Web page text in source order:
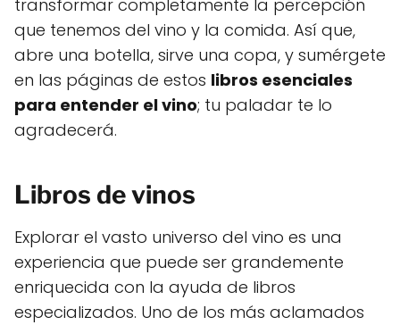
transformar completamente la percepción
que tenemos del vino y la comida. Así que,
abre una botella, sirve una copa, y sumérgete
en las páginas de estos libros esenciales
para entender el vino; tu paladar te lo
agradecerá.
Libros de vinos
Explorar el vasto universo del vino es una
experiencia que puede ser grandemente
enriquecida con la ayuda de libros
especializados. Uno de los más aclamados